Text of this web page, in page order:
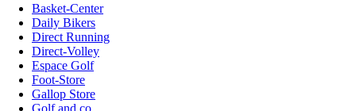
Basket-Center
Daily Bikers
Direct Running
Direct-Volley
Espace Golf
Foot-Store
Gallop Store
Golf and co